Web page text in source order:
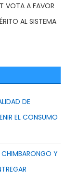
VOTA A FAVOR
AL SISTEMA
DE
EL CONSUMO
CHIMBARONGO Y